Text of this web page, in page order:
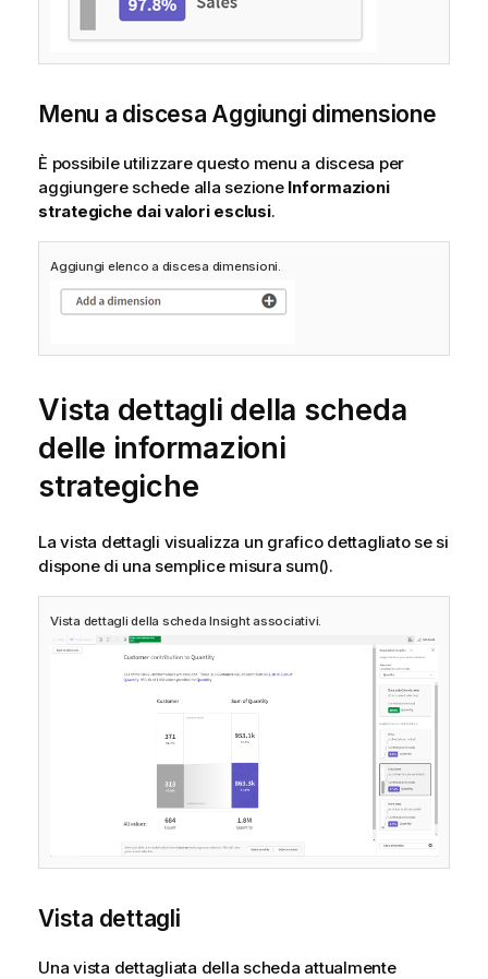
Menu a discesa Aggiungi dimensione
È possibile utilizzare questo menu a discesa per
aggiungere schede alla sezione Informazioni
strategiche dai valori esclusi.
Aggiungi elenco a discesa dimensioni.
Vista dettagli della scheda
delle informazioni
strategiche
La vista dettagli visualizza un grafico dettagliato se si
dispone di una semplice misura sum().
Vista dettagli della scheda Insight associativi.
Vista dettagli
Una vista dettagliata della scheda attualmente